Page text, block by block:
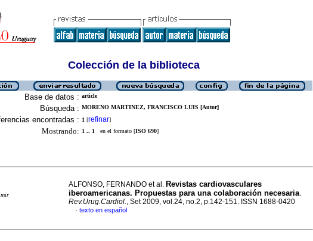
Colección de la biblioteca
Base de datos : article
Búsqueda : MORENO MARTINEZ, FRANCISCO LUIS [Autor]
encontradas : 1 [refinar]
Mostrando: 1 .. 1 en el formato [ISO 690]
ALFONSO, FERNANDO et al. Revistas cardiovasculares
iberoamericanas. Propuestas para una colaboración necesaria.
Rev.Urug.Cardiol., Set 2009, vol.24, no.2, p.142-151. ISSN 1688-0420
· texto en español